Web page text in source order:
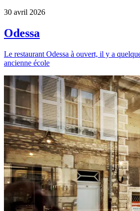
30 avril 2026
Odessa
Le restaurant Odessa à ouvert, il y a
ancienne école